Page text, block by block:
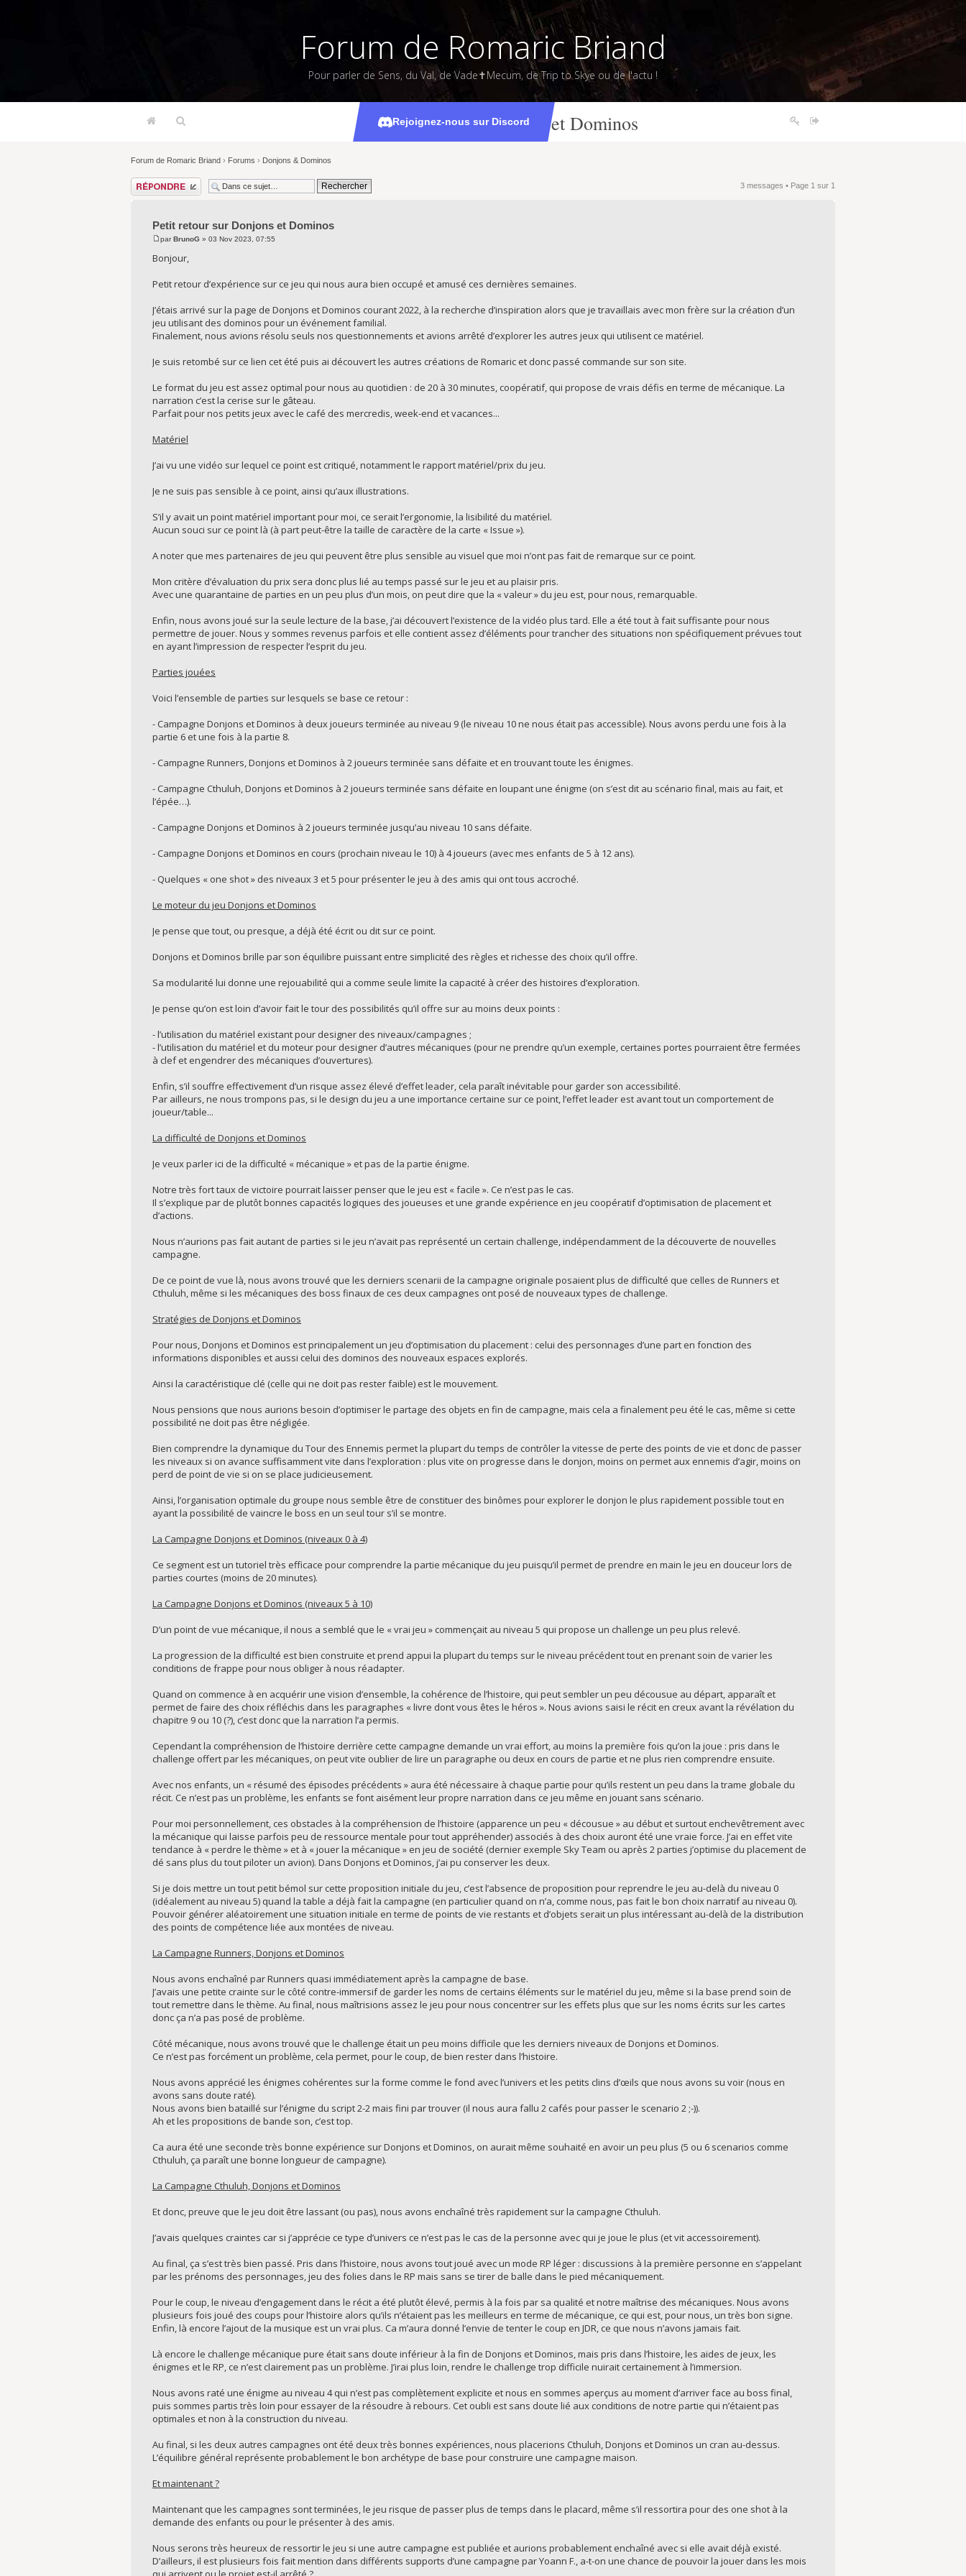
Forum de Romaric Briand
Pour parler de Sens, du Val, de Vade✝Mecum, de Trip to Skye ou de l'actu !
Rejoignez-nous sur Discord
Petit retour sur Donjons et Dominos
Forum de Romaric Briand › Forums › Donjons & Dominos
Répondre 3 messages • Page 1 sur 1
Petit retour sur Donjons et Dominos
parBrunoG » 03 Nov 2023, 07:55
Bonjour,
Petit retour d’expérience sur ce jeu qui nous aura bien occupé et amusé ces dernières semaines.
J’étais arrivé sur la page de Donjons et Dominos courant 2022, à la recherche d’inspiration alors que je travaillais avec mon frère sur la création d’un
jeu utilisant des dominos pour un événement familial.
Finalement, nous avions résolu seuls nos questionnements et avions arrêté d’explorer les autres jeux qui utilisent ce matériel.
Je suis retombé sur ce lien cet été puis ai découvert les autres créations de Romaric et donc passé commande sur son site.
Le format du jeu est assez optimal pour nous au quotidien : de 20 à 30 minutes, coopératif, qui propose de vrais défis en terme de mécanique. La
narration c’est la cerise sur le gâteau.
Parfait pour nos petits jeux avec le café des mercredis, week-end et vacances...
Matériel
J’ai vu une vidéo sur lequel ce point est critiqué, notamment le rapport matériel/prix du jeu.
Je ne suis pas sensible à ce point, ainsi qu’aux illustrations.
S’il y avait un point matériel important pour moi, ce serait l’ergonomie, la lisibilité du matériel.
Aucun souci sur ce point là (à part peut-être la taille de caractère de la carte « Issue »).
A noter que mes partenaires de jeu qui peuvent être plus sensible au visuel que moi n’ont pas fait de remarque sur ce point.
Mon critère d’évaluation du prix sera donc plus lié au temps passé sur le jeu et au plaisir pris.
Avec une quarantaine de parties en un peu plus d’un mois, on peut dire que la « valeur » du jeu est, pour nous, remarquable.
Enfin, nous avons joué sur la seule lecture de la base, j’ai découvert l’existence de la vidéo plus tard. Elle a été tout à fait suffisante pour nous
permettre de jouer. Nous y sommes revenus parfois et elle contient assez d’éléments pour trancher des situations non spécifiquement prévues tout
en ayant l’impression de respecter l’esprit du jeu.
Parties jouées
Voici l’ensemble de parties sur lesquels se base ce retour :
- Campagne Donjons et Dominos à deux joueurs terminée au niveau 9 (le niveau 10 ne nous était pas accessible). Nous avons perdu une fois à la
partie 6 et une fois à la partie 8.
- Campagne Runners, Donjons et Dominos à 2 joueurs terminée sans défaite et en trouvant toute les énigmes.
- Campagne Cthuluh, Donjons et Dominos à 2 joueurs terminée sans défaite en loupant une énigme (on s’est dit au scénario final, mais au fait, et
l’épée…).
- Campagne Donjons et Dominos à 2 joueurs terminée jusqu’au niveau 10 sans défaite.
- Campagne Donjons et Dominos en cours (prochain niveau le 10) à 4 joueurs (avec mes enfants de 5 à 12 ans).
- Quelques « one shot » des niveaux 3 et 5 pour présenter le jeu à des amis qui ont tous accroché.
Le moteur du jeu Donjons et Dominos
Je pense que tout, ou presque, a déjà été écrit ou dit sur ce point.
Donjons et Dominos brille par son équilibre puissant entre simplicité des règles et richesse des choix qu’il offre.
Sa modularité lui donne une rejouabilité qui a comme seule limite la capacité à créer des histoires d’exploration.
Je pense qu’on est loin d’avoir fait le tour des possibilités qu’il offre sur au moins deux points :
- l’utilisation du matériel existant pour designer des niveaux/campagnes ;
- l’utilisation du matériel et du moteur pour designer d’autres mécaniques (pour ne prendre qu’un exemple, certaines portes pourraient être fermées
à clef et engendrer des mécaniques d’ouvertures).
Enfin, s’il souffre effectivement d’un risque assez élevé d’effet leader, cela paraît inévitable pour garder son accessibilité.
Par ailleurs, ne nous trompons pas, si le design du jeu a une importance certaine sur ce point, l’effet leader est avant tout un comportement de
joueur/table...
La difficulté de Donjons et Dominos
Je veux parler ici de la difficulté « mécanique » et pas de la partie énigme.
Notre très fort taux de victoire pourrait laisser penser que le jeu est « facile ». Ce n’est pas le cas.
Il s’explique par de plutôt bonnes capacités logiques des joueuses et une grande expérience en jeu coopératif d’optimisation de placement et
d’actions.
Nous n’aurions pas fait autant de parties si le jeu n’avait pas représenté un certain challenge, indépendamment de la découverte de nouvelles
campagne.
De ce point de vue là, nous avons trouvé que les derniers scenarii de la campagne originale posaient plus de difficulté que celles de Runners et
Cthuluh, même si les mécaniques des boss finaux de ces deux campagnes ont posé de nouveaux types de challenge.
Stratégies de Donjons et Dominos
Pour nous, Donjons et Dominos est principalement un jeu d’optimisation du placement : celui des personnages d’une part en fonction des
informations disponibles et aussi celui des dominos des nouveaux espaces explorés.
Ainsi la caractéristique clé (celle qui ne doit pas rester faible) est le mouvement.
Nous pensions que nous aurions besoin d’optimiser le partage des objets en fin de campagne, mais cela a finalement peu été le cas, même si cette
possibilité ne doit pas être négligée.
Bien comprendre la dynamique du Tour des Ennemis permet la plupart du temps de contrôler la vitesse de perte des points de vie et donc de passer
les niveaux si on avance suffisamment vite dans l’exploration : plus vite on progresse dans le donjon, moins on permet aux ennemis d’agir, moins on
perd de point de vie si on se place judicieusement.
Ainsi, l’organisation optimale du groupe nous semble être de constituer des binômes pour explorer le donjon le plus rapidement possible tout en
ayant la possibilité de vaincre le boss en un seul tour s’il se montre.
La Campagne Donjons et Dominos (niveaux 0 à 4)
Ce segment est un tutoriel très efficace pour comprendre la partie mécanique du jeu puisqu’il permet de prendre en main le jeu en douceur lors de
parties courtes (moins de 20 minutes).
La Campagne Donjons et Dominos (niveaux 5 à 10)
D’un point de vue mécanique, il nous a semblé que le « vrai jeu » commençait au niveau 5 qui propose un challenge un peu plus relevé.
La progression de la difficulté est bien construite et prend appui la plupart du temps sur le niveau précédent tout en prenant soin de varier les
conditions de frappe pour nous obliger à nous réadapter.
Quand on commence à en acquérir une vision d’ensemble, la cohérence de l’histoire, qui peut sembler un peu décousue au départ, apparaît et
permet de faire des choix réfléchis dans les paragraphes « livre dont vous êtes le héros ». Nous avions saisi le récit en creux avant la révélation du
chapitre 9 ou 10 (?), c’est donc que la narration l’a permis.
Cependant la compréhension de l’histoire derrière cette campagne demande un vrai effort, au moins la première fois qu’on la joue : pris dans le
challenge offert par les mécaniques, on peut vite oublier de lire un paragraphe ou deux en cours de partie et ne plus rien comprendre ensuite.
Avec nos enfants, un « résumé des épisodes précédents » aura été nécessaire à chaque partie pour qu’ils restent un peu dans la trame globale du
récit. Ce n’est pas un problème, les enfants se font aisément leur propre narration dans ce jeu même en jouant sans scénario.
Pour moi personnellement, ces obstacles à la compréhension de l’histoire (apparence un peu « décousue » au début et surtout enchevêtrement avec
la mécanique qui laisse parfois peu de ressource mentale pour tout appréhender) associés à des choix auront été une vraie force. J’ai en effet vite
tendance à « perdre le thème » et à « jouer la mécanique » en jeu de société (dernier exemple Sky Team ou après 2 parties j’optimise du placement de
dé sans plus du tout piloter un avion). Dans Donjons et Dominos, j’ai pu conserver les deux.
Si je dois mettre un tout petit bémol sur cette proposition initiale du jeu, c’est l’absence de proposition pour reprendre le jeu au-delà du niveau 0
(idéalement au niveau 5) quand la table a déjà fait la campagne (en particulier quand on n’a, comme nous, pas fait le bon choix narratif au niveau 0).
Pouvoir générer aléatoirement une situation initiale en terme de points de vie restants et d’objets serait un plus intéressant au-delà de la distribution
des points de compétence liée aux montées de niveau.
La Campagne Runners, Donjons et Dominos
Nous avons enchaîné par Runners quasi immédiatement après la campagne de base.
J’avais une petite crainte sur le côté contre-immersif de garder les noms de certains éléments sur le matériel du jeu, même si la base prend soin de
tout remettre dans le thème. Au final, nous maîtrisions assez le jeu pour nous concentrer sur les effets plus que sur les noms écrits sur les cartes
donc ça n’a pas posé de problème.
Côté mécanique, nous avons trouvé que le challenge était un peu moins difficile que les derniers niveaux de Donjons et Dominos.
Ce n’est pas forcément un problème, cela permet, pour le coup, de bien rester dans l’histoire.
Nous avons apprécié les énigmes cohérentes sur la forme comme le fond avec l’univers et les petits clins d’œils que nous avons su voir (nous en
avons sans doute raté).
Nous avons bien bataillé sur l’énigme du script 2-2 mais fini par trouver (il nous aura fallu 2 cafés pour passer le scenario 2 ;-)).
Ah et les propositions de bande son, c’est top.
Ca aura été une seconde très bonne expérience sur Donjons et Dominos, on aurait même souhaité en avoir un peu plus (5 ou 6 scenarios comme
Cthuluh, ça paraît une bonne longueur de campagne).
La Campagne Cthuluh, Donjons et Dominos
Et donc, preuve que le jeu doit être lassant (ou pas), nous avons enchaîné très rapidement sur la campagne Cthuluh.
J’avais quelques craintes car si j’apprécie ce type d’univers ce n’est pas le cas de la personne avec qui je joue le plus (et vit accessoirement).
Au final, ça s’est très bien passé. Pris dans l’histoire, nous avons tout joué avec un mode RP léger : discussions à la première personne en s’appelant
par les prénoms des personnages, jeu des folies dans le RP mais sans se tirer de balle dans le pied mécaniquement.
Pour le coup, le niveau d’engagement dans le récit a été plutôt élevé, permis à la fois par sa qualité et notre maîtrise des mécaniques. Nous avons
plusieurs fois joué des coups pour l’histoire alors qu’ils n’étaient pas les meilleurs en terme de mécanique, ce qui est, pour nous, un très bon signe.
Enfin, là encore l’ajout de la musique est un vrai plus. Ca m’aura donné l’envie de tenter le coup en JDR, ce que nous n’avons jamais fait.
Là encore le challenge mécanique pure était sans doute inférieur à la fin de Donjons et Dominos, mais pris dans l’histoire, les aides de jeux, les
énigmes et le RP, ce n’est clairement pas un problème. J’irai plus loin, rendre le challenge trop difficile nuirait certainement à l’immersion.
Nous avons raté une énigme au niveau 4 qui n’est pas complètement explicite et nous en sommes aperçus au moment d’arriver face au boss final,
puis sommes partis très loin pour essayer de la résoudre à rebours. Cet oubli est sans doute lié aux conditions de notre partie qui n’étaient pas
optimales et non à la construction du niveau.
Au final, si les deux autres campagnes ont été deux très bonnes expériences, nous placerions Cthuluh, Donjons et Dominos un cran au-dessus.
L’équilibre général représente probablement le bon archétype de base pour construire une campagne maison.
Et maintenant ?
Maintenant que les campagnes sont terminées, le jeu risque de passer plus de temps dans le placard, même s’il ressortira pour des one shot à la
demande des enfants ou pour le présenter à des amis.
Nous serons très heureux de ressortir le jeu si une autre campagne est publiée et aurions probablement enchaîné avec si elle avait déjà existé.
D’ailleurs, il est plusieurs fois fait mention dans différents supports d’une campagne par Yoann F., a-t-on une chance de pouvoir la jouer dans les mois